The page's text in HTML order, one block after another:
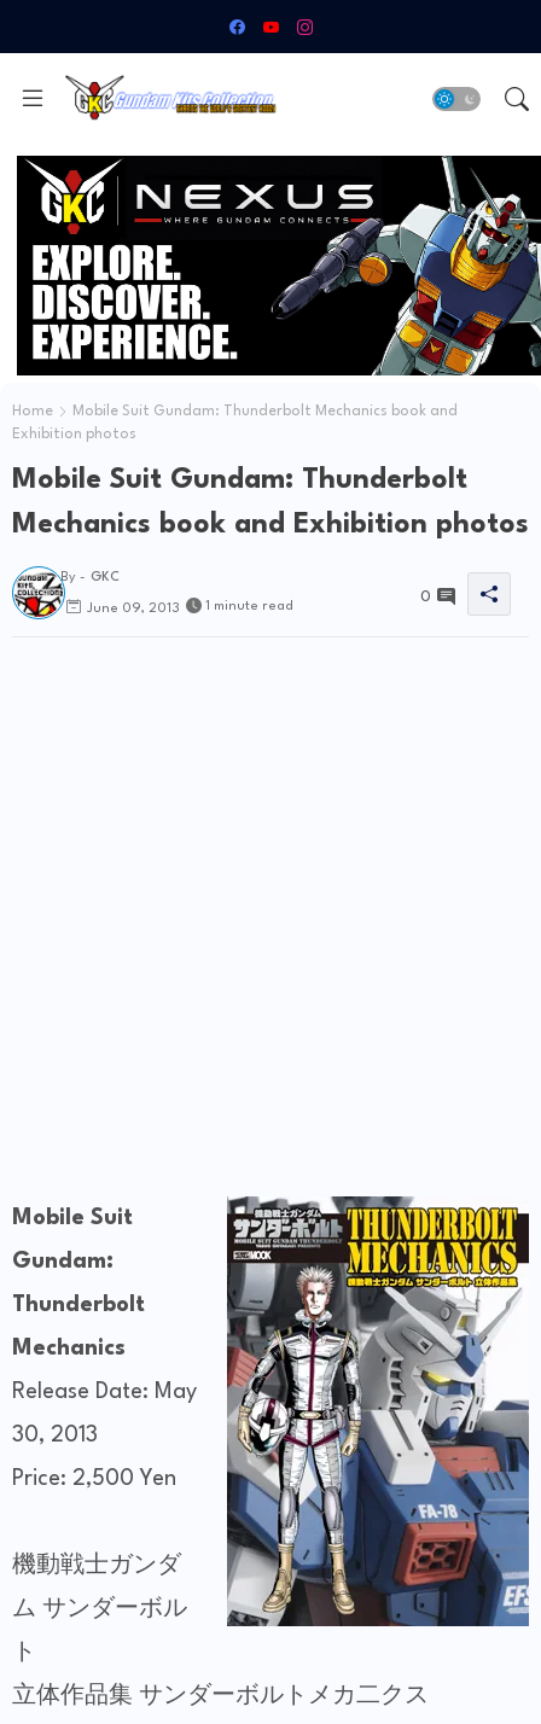
Home
Mobile Suit Gundam: Thunderbolt Mechanics book and
Exhibition photos
Mobile Suit Gundam: Thunderbolt
Mechanics book and Exhibition photos
By - GKC
June 09, 2013 1 minute read
0
Mobile Suit
Gundam:
Thunderbolt
Mechanics
Release Date: May
30, 2013
Price: 2,500 Yen
機動戦士ガンダ
ム サンダーボル
ト
立体作品集 サンダーボルトメカ二クス